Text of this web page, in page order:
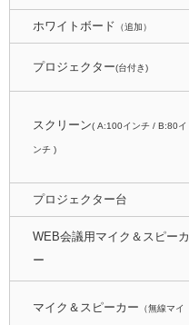
ホワイトボード （追加）
プロジェクター(台付き)
スクリーン( A:100インチ / B:80イ
ンチ )
プロジェクター台
WEB会議用マイク＆スピーカ
ー
マイク＆スピーカー （無線マイ